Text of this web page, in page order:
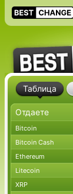
Таблица
Bitcoin
Bitcoin Cash
Ethereum
Litecoin
XRP